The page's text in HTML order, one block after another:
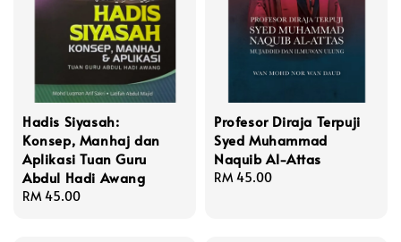
Hadis Siyasah:
Konsep, Manhaj dan
Aplikasi Tuan Guru
Abdul Hadi Awang
Regular
RM 45.00
Profesor Diraja Terpuji
Syed Muhammad
Naquib Al-Attas
Regular
RM 45.00